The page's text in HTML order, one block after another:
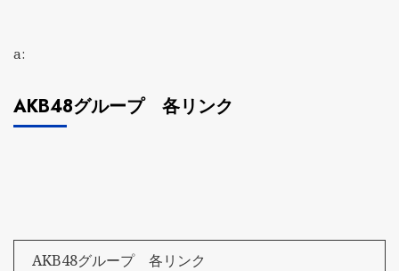
a:
AKB48グループ 各リンク
AKB48グループ 各リンク